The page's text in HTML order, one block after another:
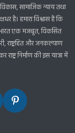
सामाजिक न्याय तथा
है। हमारा विश्वास है कि
भारत एक मजबूत, विकसित
राष्ट्रहित और जनकल्याण
निर्माण की इस यात्रा में